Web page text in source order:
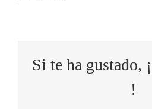
Si te ha gustado,
!